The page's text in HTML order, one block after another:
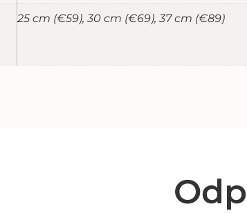
25 cm (€59), 30 cm (€69), 37 cm (€89)